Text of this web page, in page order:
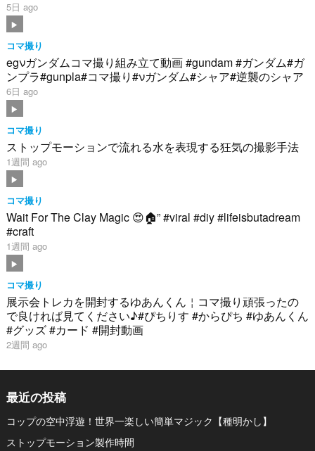
5日 ago
コマ撮り
egνガンダムコマ撮り組み立て動画 #gundam #ガンダム#ガ
ンプラ#gunpla#コマ撮り#νガンダム#シャア#逆襲のシャア
6日 ago
コマ撮り
ストップモーションで流れる水を表現する狂気の撮影手法
1週間 ago
コマ撮り
Wait For The Clay Magic 😍🏠” #viral #diy #lifeisbutadream
#craft
1週間 ago
コマ撮り
展示会トレカを開封するゆあんくん￤コマ撮り頑張ったの
で良ければ見てください♪#ぴちりす #からぴち #ゆあんくん
#グッズ #カード #開封動画
2週間 ago
最近の投稿
コップの空中浮遊！世界一楽しい簡単マジック【種明かし】
ストップモーション製作時間